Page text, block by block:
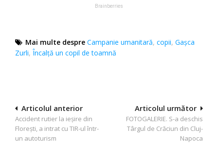
Mai multe despre Campanie umanitară,copii,Gaşca
Zurli,Încalță un copil de toamnă
Navigare
în
articole
Articolul următor
FOTOGALERIE. S-a deschis
Târgul de Crăciun din Cluj-
Napoca
Articolul anterior
Accident rutier la ieșire din
Florești, a intrat cu TIR-ul într-
un autoturism